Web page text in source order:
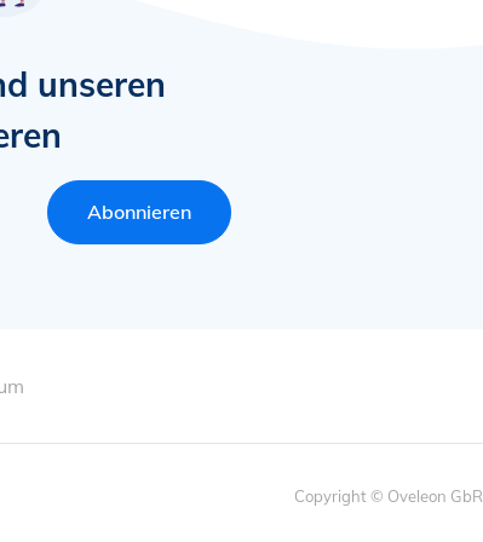
unseren
Abonnieren
Copyright © Oveleon GbR